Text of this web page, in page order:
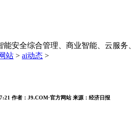
能安全综合管理、商业智能、云服务
站 > ai动态 >
作者： J9.COM·官方网站 来源： 经济日报